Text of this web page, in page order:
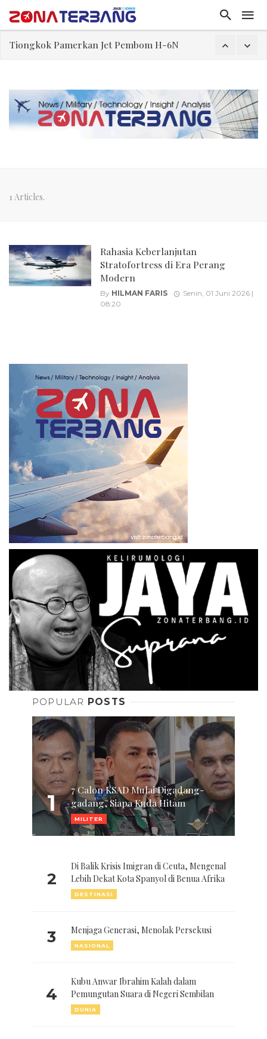
Tiongkok Pamerkan Jet Pembom H-6N
Pakar: Ekonomi Dekati Titik Hancur, Presiden: Tekanan Asing Jadi Pemicu Krisis
Gegara Stok Amunisi dan Rudal Menipis, Hubungan Presiden dan Menhan Dilaporkan Retak
Trump Batasi Hak Kewarganegaraan Lewat Kelahiran dan Larang “Wisata Bersalin”
1 Articles.
Rahasia Keberlanjutan
Stratofortress di Era Perang
Modern
By HILMAN FARIS
Senin, 01 Juni 2026 |
08:20
POPULAR POSTS
1
7 Calon KSAD Mulai Digadang-
gadang, Siapa Kuda Hitam
MILITER
2
Di Balik Krisis Imigran di Ceuta, Mengenal
Lebih Dekat Kota Spanyol di Benua Afrika
DESTINASI
3 Menjaga Generasi, Menolak Persekusi
NASIONAL
4
Kubu Anwar Ibrahim Kalah dalam
Pemungutan Suara di Negeri Sembilan
DUNIA